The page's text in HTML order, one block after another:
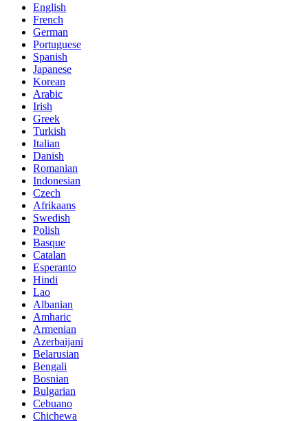
English
French
German
Portuguese
Spanish
Japanese
Korean
Arabic
Irish
Greek
Turkish
Italian
Danish
Romanian
Indonesian
Czech
Afrikaans
Swedish
Polish
Basque
Catalan
Esperanto
Hindi
Lao
Albanian
Amharic
Armenian
Azerbaijani
Belarusian
Bengali
Bosnian
Bulgarian
Cebuano
Chichewa